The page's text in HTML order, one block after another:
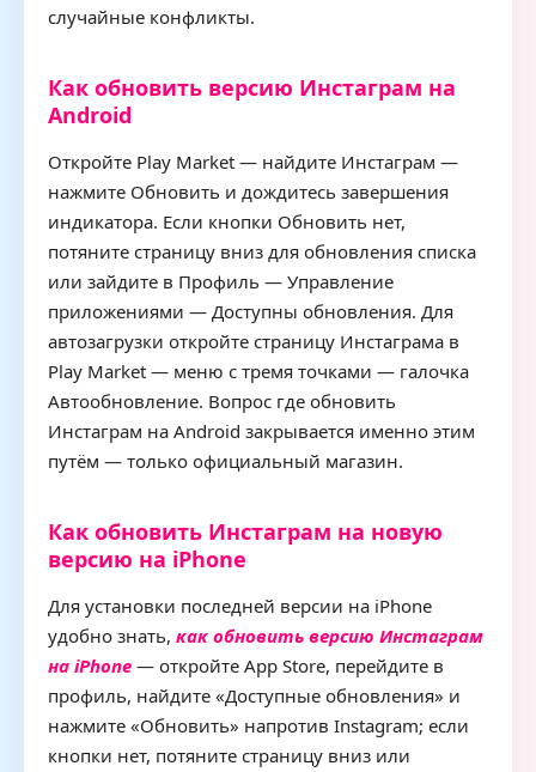
случайные конфликты.
Как обновить версию Инстаграм на
Android
Откройте Play Market — найдите Инстаграм —
нажмите Обновить и дождитесь завершения
индикатора. Если кнопки Обновить нет,
потяните страницу вниз для обновления списка
или зайдите в Профиль — Управление
приложениями — Доступны обновления. Для
автозагрузки откройте страницу Инстаграма в
Play Market — меню с тремя точками — галочка
Автообновление. Вопрос где обновить
Инстаграм на Android закрывается именно этим
путём — только официальный магазин.
Как обновить Инстаграм на новую
версию на iPhone
Для установки последней версии на iPhone
удобно знать, как обновить версию Инстаграм
на iPhone — откройте App Store, перейдите в
профиль, найдите «Доступные обновления» и
нажмите «Обновить» напротив Instagram; если
кнопки нет, потяните страницу вниз или